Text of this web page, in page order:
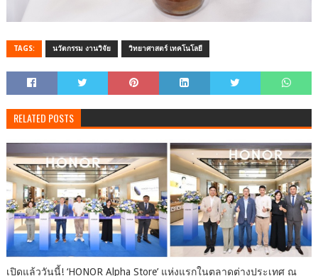
TAGS: นวัตกรรม งานวิจัย วิทยาศาสตร์ เทคโนโลยี
RELATED POSTS
เปิดแล้ววันนี้! ‘HONOR Alpha Store’ แห่งแรกในตลาดต่างประเทศ ณ